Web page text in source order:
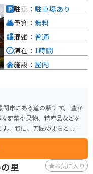
グリーンパ
みたい方におすすめの道の
にある道の駅です。 豊か
野菜や果物、特産品などを
して
土産におすすめです。 ま
遊歩道や芝生広場があり、
る場合は、道の駅に隣接す
日本の滝
駐車： 駐車場あり
予算： 無料
混雑： 普通
滞在： 1時間
施設： 屋内
里 お気に入り